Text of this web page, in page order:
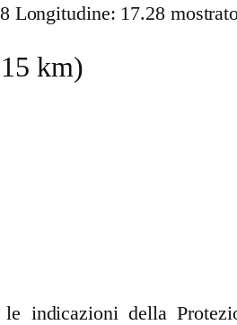
Longitudine: 17.28
km)
indicazioni della